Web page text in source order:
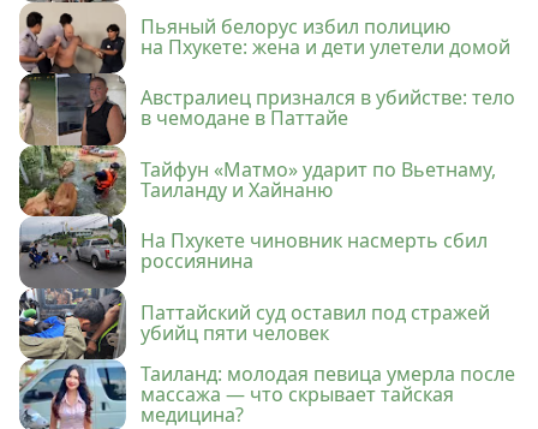
Пьяный белорус избил полицию
на Пхукете: жена и дети улетели домой
Австралиец признался в убийстве: тело
в чемодане в Паттайе
Тайфун «Матмо» ударит по Вьетнаму,
Таиланду и Хайнаню
На Пхукете чиновник насмерть сбил
россиянина
Паттайский суд оставил под стражей
убийц пяти человек
Таиланд: молодая певица умерла после
массажа — что скрывает тайская
медицина?